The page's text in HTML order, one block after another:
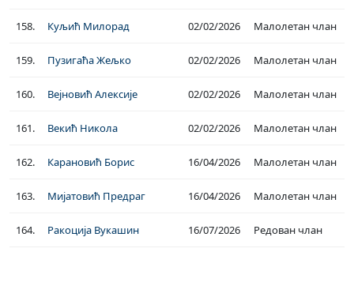
158. Куљић Милорад 02/02/2026 Малолетан члан
159. Пузигаћа Жељко 02/02/2026 Малолетан члан
160. Вејновић Алексије 02/02/2026 Малолетан члан
161. Векић Никола 02/02/2026 Малолетан члан
162. Карановић Борис 16/04/2026 Малолетан члан
163. Мијатовић Предраг 16/04/2026 Малолетан члан
164. Ракоција Вукашин 16/07/2026 Редован члан